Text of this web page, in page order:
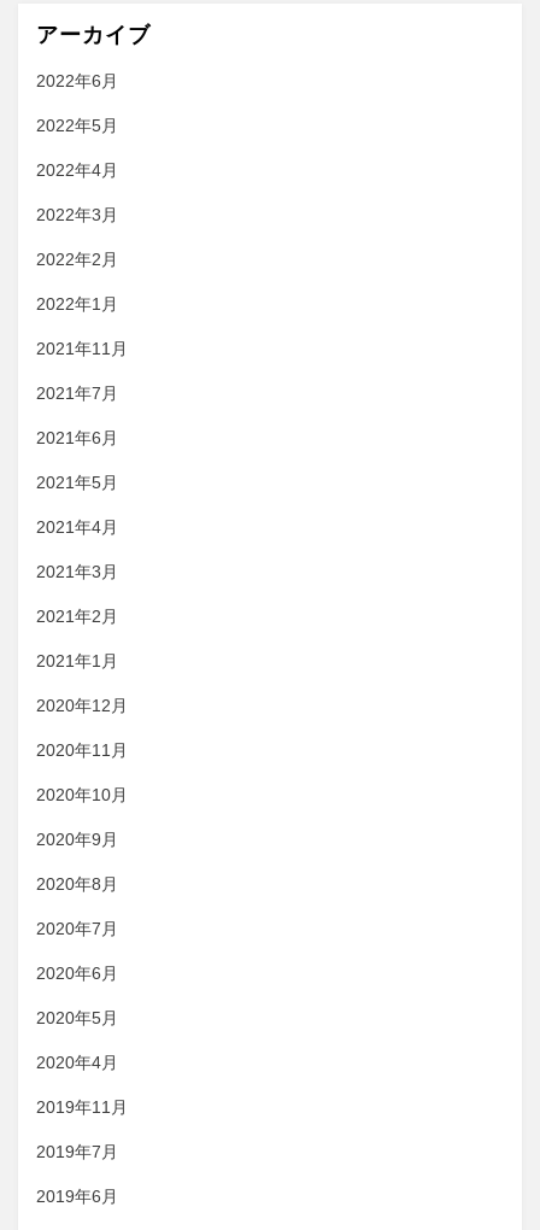
アーカイブ
2022年6月
2022年5月
2022年4月
2022年3月
2022年2月
2022年1月
2021年11月
2021年7月
2021年6月
2021年5月
2021年4月
2021年3月
2021年2月
2021年1月
2020年12月
2020年11月
2020年10月
2020年9月
2020年8月
2020年7月
2020年6月
2020年5月
2020年4月
2019年11月
2019年7月
2019年6月